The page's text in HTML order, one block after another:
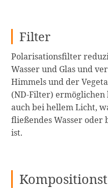
Filter
Polarisationsfilter
Wasser und Glas und
Himmels und der
(ND-Filter) ermöglichen
auch bei hellem Licht,
fließendes Wasser oder
ist.